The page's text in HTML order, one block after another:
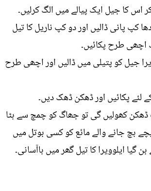
اس کا جیل ایک پیالے میں الگ کرلیں۔
کپ پانی ڈالیں اور دو کپ ناریل کا تیل
جیل کو پتیلی میں ڈالیں اور اچھی طرح
ڈھکن کھولیں گی تو جھاگ کو چمچ سے ہٹا
بچ جانے والے مائع کو کسی بوتل میں
گیا ایلوویرا کا تیل گھر میں باآسانی۔